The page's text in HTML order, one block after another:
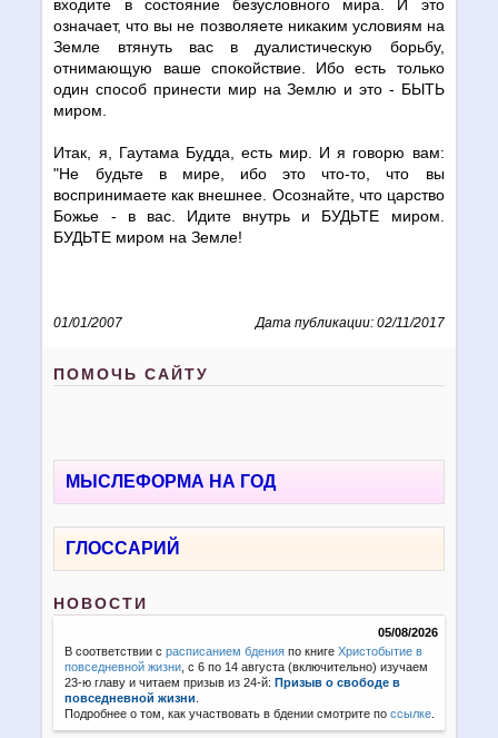
входите в состояние безусловного мира. И это
означает, что вы не позволяете никаким условиям на
Земле втянуть вас в дуалистическую борьбу,
отнимающую ваше спокойствие. Ибо есть только
один способ принести мир на Землю и это - БЫТЬ
миром.
Итак, я, Гаутама Будда, есть мир. И я говорю вам:
"Не будьте в мире, ибо это что-то, что вы
воспринимаете как внешнее. Осознайте, что царство
Божье - в вас. Идите внутрь и БУДЬТЕ миром.
БУДЬТЕ миром на Земле!
01/01/2007 Дата публикации: 02/11/2017
ПОМОЧЬ САЙТУ
МЫСЛЕФОРМА НА ГОД
ГЛОССАРИЙ
НОВОСТИ
05/08/2026
В соответствии срасписанием бдения по книгеХристобытие в
повседневной жизни , с 6 по 14 августа (включительно) изучаем
23-ю главу и читаем призыв из 24-й:Призыв о свободе в
повседневной жизни
Подробнее о том, как участвовать в бдении смотрите поссылке